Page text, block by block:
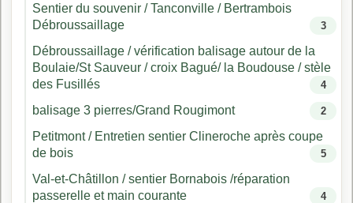
Sentier du souvenir / Tanconville / Bertrambois
Débroussaillage
3
Débroussaillage / vérification balisage autour de la
Boulaie/St Sauveur / croix Bagué/ la Boudouse / stèle
des Fusillés
4
balisage 3 pierres/Grand Rougimont 2
Petitmont / Entretien sentier Clineroche après coupe
de bois
5
Val-et-Châtillon / sentier Bornabois /réparation
passerelle et main courante
4